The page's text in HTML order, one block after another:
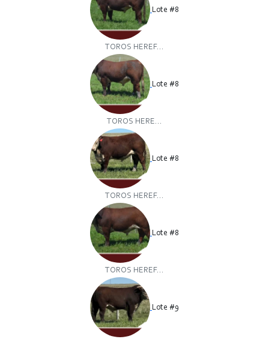
Lote #8
TOROS HEREF...
Lote #8
TOROS HERE...
Lote #8
TOROS HEREF...
Lote #8
TOROS HEREF...
Lote #9